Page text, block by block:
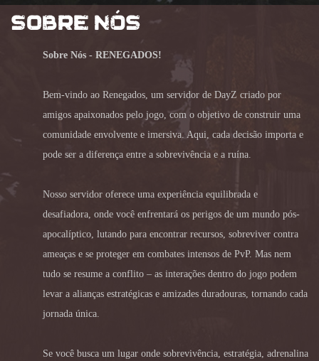
SOBRE NÓS
Sobre Nós - RENEGADOS!
Bem-vindo ao Renegados, um servidor de DayZ criado por
amigos apaixonados pelo jogo, com o objetivo de construir uma
comunidade envolvente e imersiva. Aqui, cada decisão importa e
pode ser a diferença entre a sobrevivência e a ruína.
Nosso servidor oferece uma experiência equilibrada e
desafiadora, onde você enfrentará os perigos de um mundo pós-
apocalíptico, lutando para encontrar recursos, sobreviver contra
ameaças e se proteger em combates intensos de PvP. Mas nem
tudo se resume a conflito – as interações dentro do jogo podem
levar a alianças estratégicas e amizades duradouras, tornando cada
jornada única.
Se você busca um lugar onde sobrevivência, estratégia, adrenalina